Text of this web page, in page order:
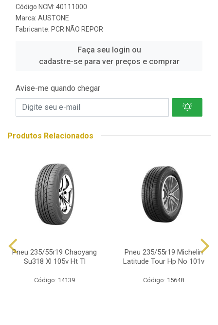
Código NCM: 40111000
Marca: AUSTONE
Fabricante: PCR NÃO REPOR
Faça seu login ou
cadastre-se para ver preços e comprar
Avise-me quando chegar
Produtos Relacionados
Pneu 235/55r19 Chaoyang
Su318 Xl 105v Ht Tl
Código: 14139
Pneu 235/55r19 Michelin
Latitude Tour Hp No 101v
Código: 15648